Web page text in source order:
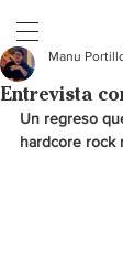
Entrevista
Manu
Un regreso
hardcore rock